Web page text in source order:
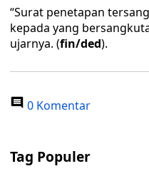
“Surat penetapan
kepada yang
ujarnya. (fin/ded).
0 Komentar
Tag Populer